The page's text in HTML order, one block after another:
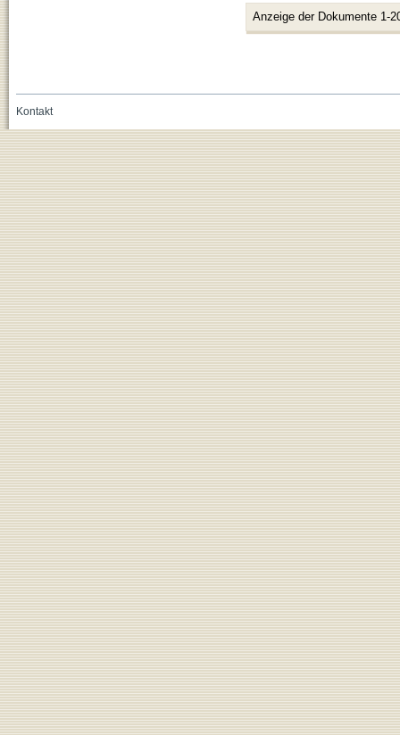
Anzeige der Dokumente 1-
Kontakt